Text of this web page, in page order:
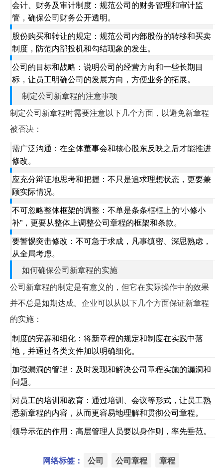
会计、财务及审计制度： 规范公司的财务管理和审计监
管，确保公司财务公开透明。
股份购买和转让的规定： 规范公司内部股份的转移和买卖
制度，防范内部投机和勾结现象的发生。
公司的目标和战略： 说明公司的经营方向和一些长期目
标，让员工明确公司的发展方向，方便业务的拓展。
制定公司新章程的注意事项
制定公司新章程时需要注意以下几个方面，以避免新章程
被否决：
需广泛沟通： 在全体董事会和核心股东反映之后才能推进
修改。
应充分辩证地思考和把握： 不只是追求理想状态，更要兼
顾实际情况。
不可忽略整体框架的调整： 不单是条条框框上的“小修小
补”，更要从整体上调整公司章程的框架和条款。
要警惕突击修改： 不可急于求成，凡事缜密、深思熟虑，
从全局考虑。
如何确保公司新章程的实施
公司新章程的制定是有意义的，但它在实际操作中的效果
并不总是如期达成。企业可以从以下几个方面保证新章程
的实施：
制度的完善和细化： 将新章程的规定和制度在实践中落
地，并通过各类文件加以明确细化。
加强漏洞的管理： 及时发现和解决公司章程实施的漏洞和
问题。
对员工的培训和教育： 通过培训、会议等形式，让员工熟
悉新章程的内容，从而更容易地理解和贯彻公司章程。
领导示范的作用： 高层管理人员要以身作则，率先垂范。
网络标签： 公司 公司章程 章程